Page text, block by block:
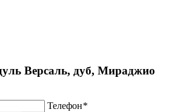
Версаль, дуб, Мираджио
Телефон*